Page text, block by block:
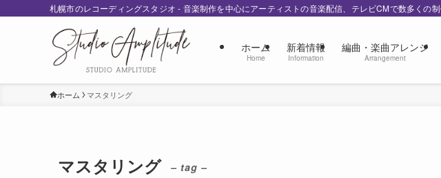
札幌市のレコーディングスタジオ - 音楽制作を中心にアーティストの音楽配信、テレビCMで数多くの制
ホーム
Home
新着情報
Information
編曲・楽曲アレンジ
Arrangement
ホーム マスタリング
マスタリング – tag –